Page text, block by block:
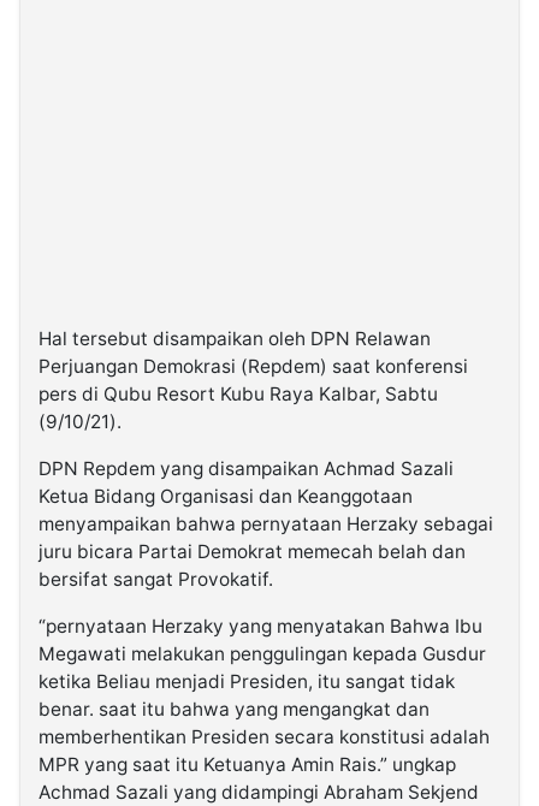
Hal tersebut disampaikan oleh DPN Relawan
Perjuangan Demokrasi (Repdem) saat konferensi
pers di Qubu Resort Kubu Raya Kalbar, Sabtu
(9/10/21).
DPN Repdem yang disampaikan Achmad Sazali
Ketua Bidang Organisasi dan Keanggotaan
menyampaikan bahwa pernyataan Herzaky sebagai
juru bicara Partai Demokrat memecah belah dan
bersifat sangat Provokatif.
“pernyataan Herzaky yang menyatakan Bahwa Ibu
Megawati melakukan penggulingan kepada Gusdur
ketika Beliau menjadi Presiden, itu sangat tidak
benar. saat itu bahwa yang mengangkat dan
memberhentikan Presiden secara konstitusi adalah
MPR yang saat itu Ketuanya Amin Rais.” ungkap
Achmad Sazali yang didampingi Abraham Sekjend